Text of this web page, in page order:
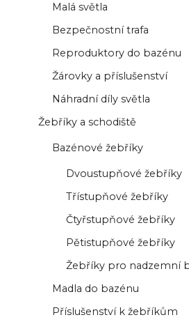
Malá světla
Bezpečnostní trafa
Reproduktory do bazénu
Žárovky a příslušenství
Náhradní díly světla
Žebříky a schodiště
Bazénové žebříky
Dvoustupňové žebříky
Třístupňové žebříky
Čtyřstupňové žebříky
Pětistupňové žebříky
Žebříky pro nadzemní
Madla do bazénu
Příslušenství k žebříkům